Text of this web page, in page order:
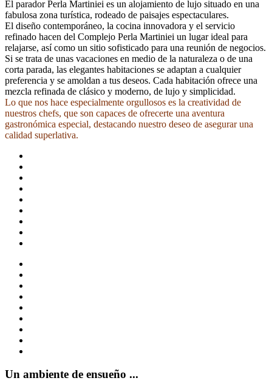
El parador Perla Martiniei es un alojamiento de lujo situado en una
fabulosa zona turística, rodeado de paisajes espectaculares.
El diseño contemporáneo, la cocina innovadora y el servicio
refinado hacen del Complejo Perla Martiniei un lugar ideal para
relajarse, así como un sitio sofisticado para una reunión de negocios.
Si se trata de unas vacaciones en medio de la naturaleza o de una
corta parada, las elegantes habitaciones se adaptan a cualquier
preferencia y se amoldan a tus deseos. Cada habitación ofrece una
mezcla refinada de clásico y moderno, de lujo y simplicidad.
Lo que nos hace especialmente orgullosos es la creatividad de
nuestros chefs, que son capaces de ofrecerte una aventura
gastronómica especial, destacando nuestro deseo de asegurar una
calidad superlativa.
Un ambiente de ensueño ...